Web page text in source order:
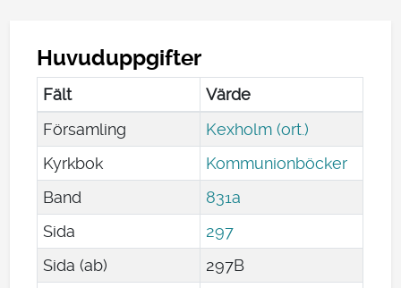
Huvuduppgifter
Fält
Värde
Församling
Kexholm (ort.)
Kyrkbok
Kommunionböcker
Band
831a
Sida
297
Sida (ab)
297B